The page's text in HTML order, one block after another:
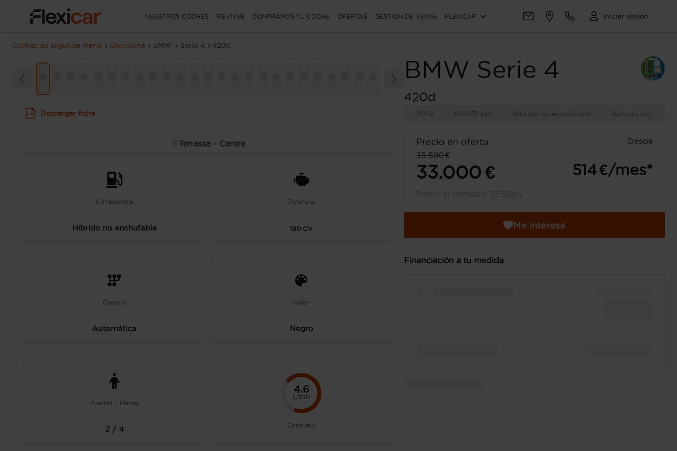
NUESTROS COCHES RENTING COMPRAMOS TU COCHE OFERTAS GESTIÓN DE VENTA FLEXICAR Iniciar sesión
Coches de segunda mano Barcelona BMW Serie 4 420d
BMW Serie 4
420d
2022 64.835 km Híbrido no enchufable Automática
Precio en oferta
Desde
35.590 €
33.000 € 514 €/mes*
Precio al contado: 35.590 €
Me interesa
Financiación a tu medida
Descargar ficha
Terrassa - Centre
Combustible
Híbrido no enchufable
Potencia
190 CV
Cambio
Automática
Color
Negro
Puertas / Plazas
2 / 4
4.6
L/100
Consumo